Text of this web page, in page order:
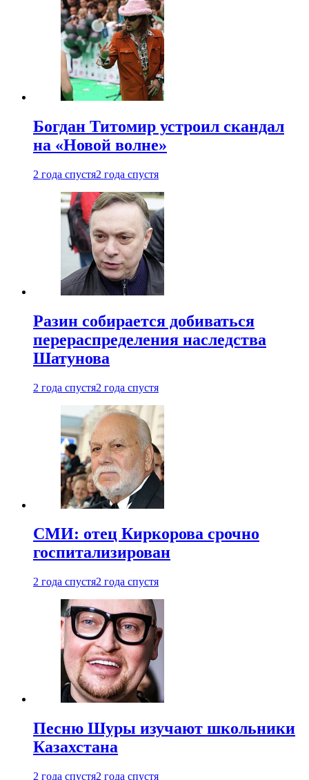
Богдан Титомир устроил скандал
на «Новой волне»
2 года спустя2 года спустя
Разин собирается добиваться
перераспределения наследства
Шатунова
2 года спустя2 года спустя
СМИ: отец Киркорова срочно
госпитализирован
2 года спустя2 года спустя
Песню Шуры изучают школьники
Казахстана
2 года спустя2 года спустя